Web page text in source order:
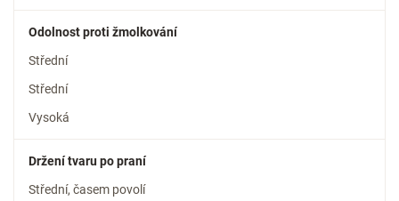
Odolnost proti žmolkování
Střední
Střední
Vysoká
Držení tvaru po praní
Střední, časem povolí